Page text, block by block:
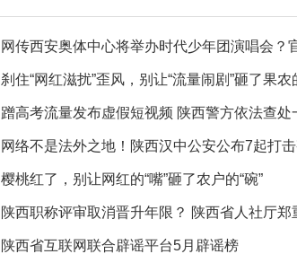
网传西安奥体中心将举办时代少年团演唱会？官方回应：纯
刹住“网红滋扰”歪风，别让“流量闹剧”砸了果农
蹭高考流量发布虚假短视频 陕西警方依法查处一起涉高考网络
网络不是法外之地！陕西汉中公安公布7起打击整治网谣网暴典型
樱桃红了，别让网红的“嘴”砸了农户的“碗”
陕西职称评审取消晋升年限？ 陕西省人社厅郑重声明 谨防职称评审不实言
陕西省互联网联合辟谣平台5月辟谣榜